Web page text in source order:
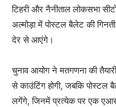
टिहरी और नैनीताल लोकसभा
अल्मोड़ा में पोस्टल बैलेट की
देर से आएंगे।
चुनाव आयोग ने मतगणना की
से काउंटिंग होगी, जबकि पोस्टल
लगेंगे, जिनमें प्रत्येक पर एक एआरओ